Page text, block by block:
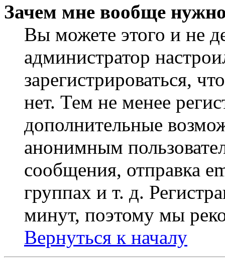
Зачем мне вообще
Вы можете этого и не
администратор
зарегистрироваться,
нет. Тем не менее
дополнительные
анонимным
сообщения, отправка
группах и т. д.
минут, поэтому мы
Вернуться к началу